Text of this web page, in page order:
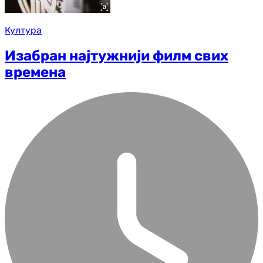
Култура
Изабран најтужнији филм свих
времена